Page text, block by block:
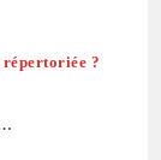
répertoriée ?